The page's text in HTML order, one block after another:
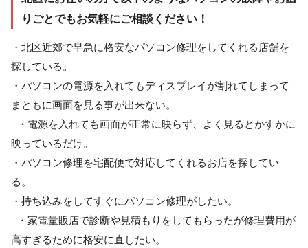
りごとでもお気軽にご相談ください！
・北区近郊で早急に格安なパソコン修理をしてくれる店舗を
探している。
・パソコンの電源を入れてもディスプレイが割れてしまって
まともに画面を見る事が出来ない。
・電源を入れても画面が正常に映らず、よく見るとかすかに
映っているだけ。
・パソコン修理を宅配便で対応してくれるお店を探してい
る。
・持ち込みをしてすぐにパソコン修理がしたい。
・家電量販店で診断や見積もりをしてもらったが修理費用が
高すぎるために格安に直したい。